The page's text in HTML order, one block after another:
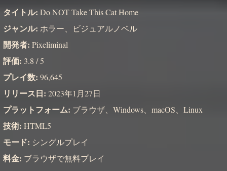
タイトル: Do NOT Take This Cat Home
ジャンル: ホラー、ビジュアルノベル
開発者: Pixeliminal
評価: 3.8 / 5
プレイ数: 96,645
リリース日: 2023年1月27日
プラットフォーム: ブラウザ、Windows、macOS、Linux
技術: HTML5
モード: シングルプレイ
料金: ブラウザで無料プレイ